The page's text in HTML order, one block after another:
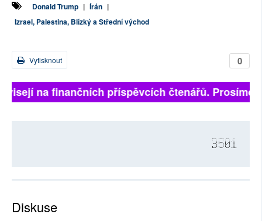
Donald Trump | Írán |
Izrael, Palestina, Blízký a Střední východ
0
Vytisknout
na finančních příspěvcích čtenářů. Prosíme,
3501
Diskuse